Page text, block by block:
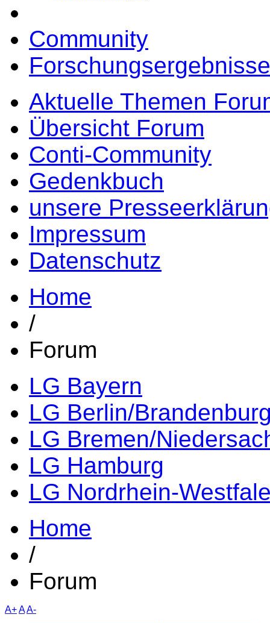
Community
Aktuelle Themen
Übersicht Forum
Conti-Community
Gedenkbuch
unsere
Impressum
Datenschutz
Home
/
Forum
LG Bayern
LG Berlin/
LG Bremen/
LG Hamburg
LG Nordrhein-
Home
/
Forum
A+AA-